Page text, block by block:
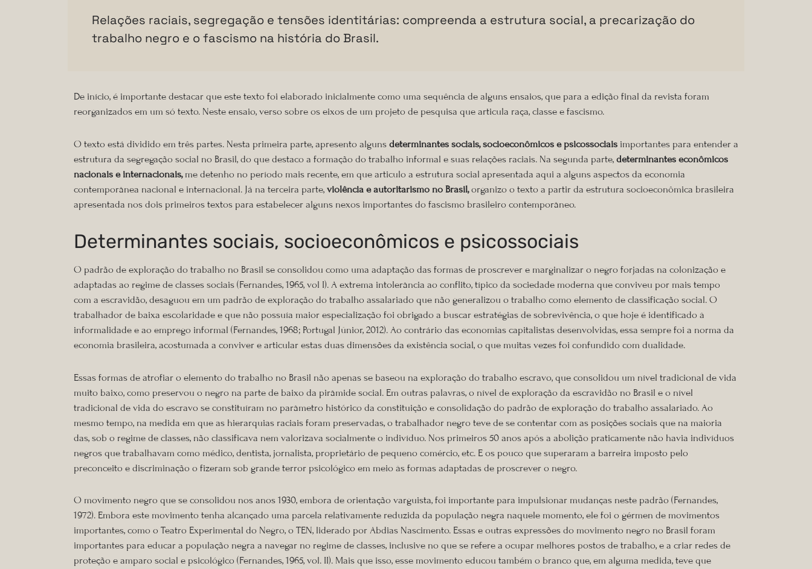
Relações raciais, segregação e tensões identitárias: compreenda a estrutura social, a precarização do
trabalho negro e o fascismo na história do Brasil.
De início, é importante destacar que este texto foi elaborado inicialmente como uma sequência de alguns ensaios, que para a edição final da revista foram
reorganizados em um só texto. Neste ensaio, verso sobre os eixos de um projeto de pesquisa que articula raça, classe e fascismo.
O texto está dividido em três partes. Nesta primeira parte, apresento alguns determinantes sociais, socioeconômicos e psicossociais importantes para entender a
estrutura da segregação social no Brasil, do que destaco a formação do trabalho informal e suas relações raciais. Na segunda parte, determinantes econômicos
nacionais e internacionais, me detenho no período mais recente, em que articulo a estrutura social apresentada aqui a alguns aspectos da economia
contemporânea nacional e internacional. Já na terceira parte, violência e autoritarismo no Brasil,organizo o texto a partir da estrutura socioeconômica brasileira
apresentada nos dois primeiros textos para estabelecer alguns nexos importantes do fascismo brasileiro contemporâneo.
Determinantes sociais, socioeconômicos e psicossociais
O padrão de exploração do trabalho no Brasil se consolidou como uma adaptação das formas de proscrever e marginalizar o negro forjadas na colonização e
adaptadas ao regime de classes sociais (Fernandes, 1965, vol I). A extrema intolerância ao conflito, típico da sociedade moderna que conviveu por mais tempo
com a escravidão, desaguou em um padrão de exploração do trabalho assalariado que não generalizou o trabalho como elemento de classificação social. O
trabalhador de baixa escolaridade e que não possuía maior especialização foi obrigado a buscar estratégias de sobrevivência, o que hoje é identificado à
informalidade e ao emprego informal (Fernandes, 1968; Portugal Júnior, 2012). Ao contrário das economias capitalistas desenvolvidas, essa sempre foi a norma da
economia brasileira, acostumada a conviver e articular estas duas dimensões da existência social, o que muitas vezes foi confundido com dualidade.
Essas formas de atrofiar o elemento do trabalho no Brasil não apenas se baseou na exploração do trabalho escravo, que consolidou um nível tradicional de vida
muito baixo, como preservou o negro na parte de baixo da pirâmide social. Em outras palavras, o nível de exploração da escravidão no Brasil e o nível
tradicional de vida do escravo se constituíram no parâmetro histórico da constituição e consolidação do padrão de exploração do trabalho assalariado. Ao
mesmo tempo, na medida em que as hierarquias raciais foram preservadas, o trabalhador negro teve de se contentar com as posições sociais que na maioria
das, sob o regime de classes, não classificava nem valorizava socialmente o indivíduo. Nos primeiros 50 anos após a abolição praticamente não havia indivíduos
negros que trabalhavam como médico, dentista, jornalista, proprietário de pequeno comércio, etc. E os pouco que superaram a barreira imposto pelo
preconceito e discriminação o fizeram sob grande terror psicológico em meio às formas adaptadas de proscrever o negro.
O movimento negro que se consolidou nos anos 1930, embora de orientação varguista, foi importante para impulsionar mudanças neste padrão (Fernandes,
1972). Embora este movimento tenha alcançado uma parcela relativamente reduzida da população negra naquele momento, ele foi o gérmen de movimentos
importantes, como o Teatro Experimental do Negro, o TEN, liderado por Abdias Nascimento. Essas e outras expressões do movimento negro no Brasil foram
importantes para educar a população negra a navegar no regime de classes, inclusive no que se refere a ocupar melhores postos de trabalho, e a criar redes de
proteção e amparo social e psicológico (Fernandes, 1965, vol. II). Mais que isso, esse movimento educou também o branco que, em alguma medida, teve que